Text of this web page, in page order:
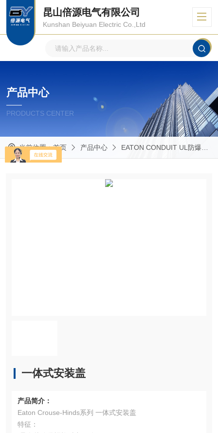
昆山倍源电气有限公司
Kunshan Beiyuan Electric Co.,Ltd
产品中心
PRODUCTS CENTER
当前位置：首页 产品中心 EATON CONDUIT UL防爆管件
一体式安装盖
产品简介：
Eaton Crouse-Hinds系列 一体式安装盖
特征：